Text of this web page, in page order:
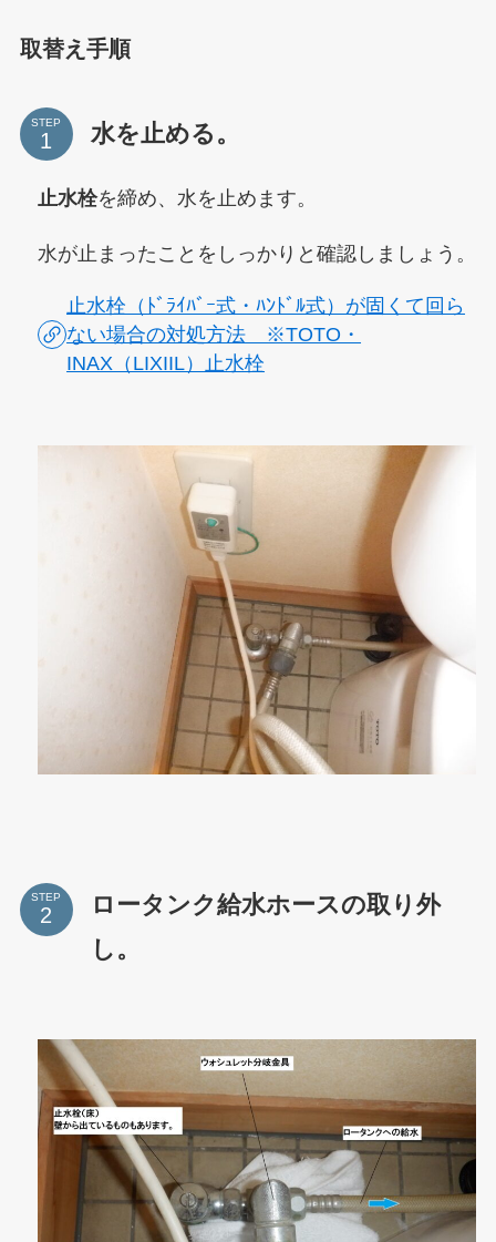
取替え手順
STEP 水を止める。
止水栓を締め、水を止めます。
水が止まったことをしっかりと確認しましょう。
止水栓（ﾄﾞﾗｲﾊﾞｰ式・ﾊﾝﾄﾞﾙ式）が固くて回ら
ない場合の対処方法 ※TOTO・
INAX（LIXIIL）止水栓
STEP
ロータンク給水ホースの取り外
し。